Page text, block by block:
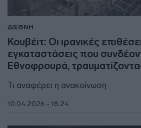
ΔΙΕΘΝΗ
Κουβέιτ: Οι ιρανικές
εγκαταστάσεις που
Εθνοφρουρά,
Τι αναφέρει η ανακοίνωση
10.04.2026 - 18:24